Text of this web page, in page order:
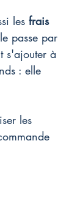
les frais
passe par
s'ajouter à
: elle
les